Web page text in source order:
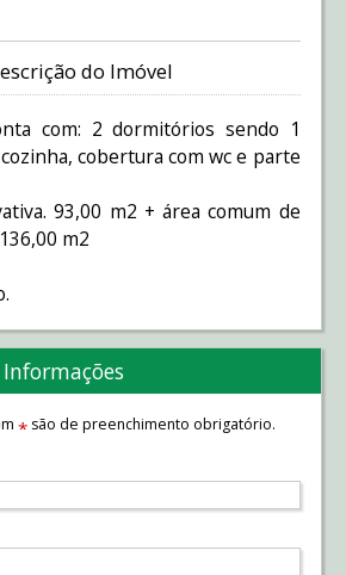
do Imóvel
com: 2 dormitórios sendo 1
cobertura com wc e parte
93,00 m2 + área comum de
m2
*são de preenchimento obrigatório.